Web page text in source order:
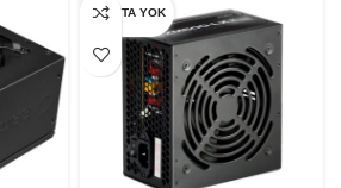
STOKTA YOK